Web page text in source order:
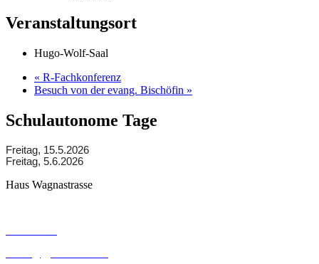
Veranstaltungsort
Hugo-Wolf-Saal
« R-Fachkonferenz
Besuch von der evang. Bischöfin »
Schulautonome Tage
Freitag, 15.5.2026
Freitag, 5.6.2026
Haus Wagnastrasse